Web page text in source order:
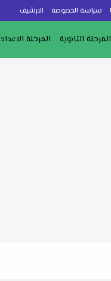
سياسة الخصوصة الارشيف
المرحلة الثانوية المرحلة